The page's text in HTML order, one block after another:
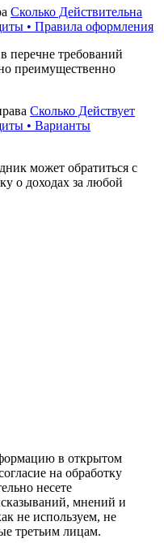
Сколько Действительна
• Правила оформления
перечне требований
преимущественно
Сколько Действует
• Варианты
может обратиться с
о доходах за любой
в открытом
на обработку
несете
мнений и
не используем, не
третьим лицам.